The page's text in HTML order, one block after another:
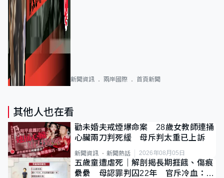
新聞資訊 兩岸國際 首頁新聞
其他人也在看
勸未婚夫戒煙爆命案 28歲女教師連捅
心臟兩刀判死緩 母斥判太重已上訴
新聞資訊 新聞熱話 2026年08月05日
五歲童遭虐死｜解剖揭長期捱餓、傷痕
纍纍 母認罪判囚22年 官斥冷血：同